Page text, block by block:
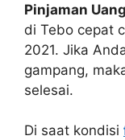
Pinjaman
di Tebo cepat
2021. Jika
gampang,
selesai.
Di saat kondisi